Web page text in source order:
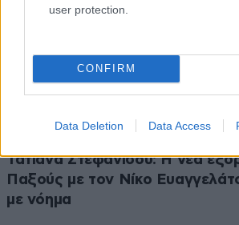
user protection.
CONFIRM
Data Deletion Data Access
Τατιάνα Στεφανίδου: Η νέα
Παξούς με τον Νίκο
με νόημα